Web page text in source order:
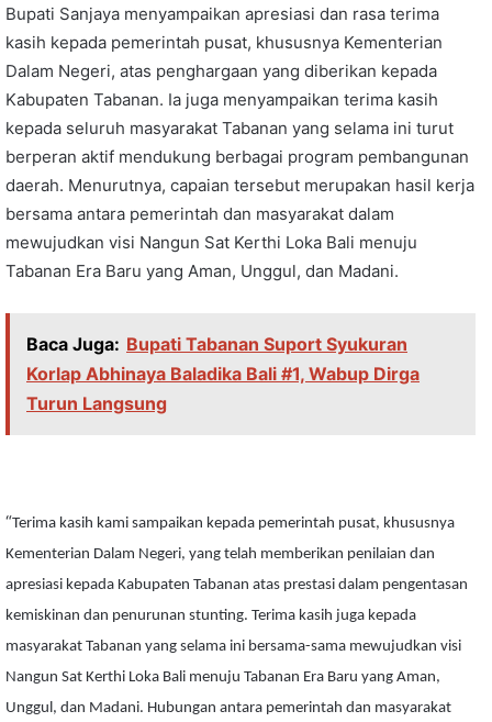
Bupati Sanjaya menyampaikan apresiasi dan rasa terima
kasih kepada pemerintah pusat, khususnya Kementerian
Dalam Negeri, atas penghargaan yang diberikan kepada
Kabupaten Tabanan. Ia juga menyampaikan terima kasih
kepada seluruh masyarakat Tabanan yang selama ini turut
berperan aktif mendukung berbagai program pembangunan
daerah. Menurutnya, capaian tersebut merupakan hasil kerja
bersama antara pemerintah dan masyarakat dalam
mewujudkan visi Nangun Sat Kerthi Loka Bali menuju
Tabanan Era Baru yang Aman, Unggul, dan Madani.
Baca Juga: Bupati Tabanan Suport Syukuran
Korlap Abhinaya Baladika Bali #1, Wabup Dirga
Turun Langsung
“Terima kasih kami sampaikan kepada pemerintah pusat, khususnya
Kementerian Dalam Negeri, yang telah memberikan penilaian dan
apresiasi kepada Kabupaten Tabanan atas prestasi dalam pengentasan
kemiskinan dan penurunan stunting. Terima kasih juga kepada
masyarakat Tabanan yang selama ini bersama-sama mewujudkan visi
Nangun Sat Kerthi Loka Bali menuju Tabanan Era Baru yang Aman,
Unggul, dan Madani. Hubungan antara pemerintah dan masyarakat